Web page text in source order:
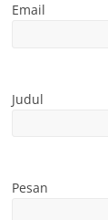
Email
Judul
Pesan